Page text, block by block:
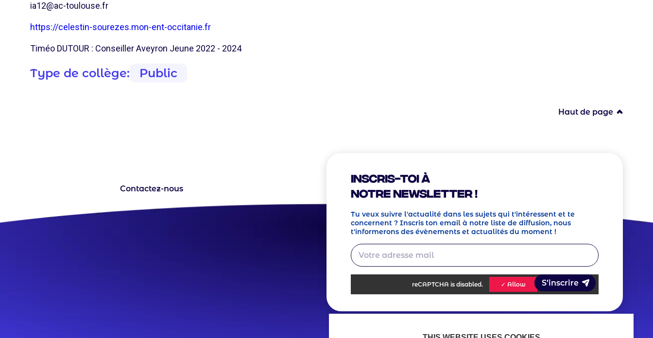
ia12@ac-toulouse.fr
https://celestin-sourezes.mon-ent-occitanie.fr
Timéo DUTOUR : Conseiller Aveyron Jeune 2022 - 2024
Type de collège: Public
Haut de page
Contactez-nous
Inscris-toi à
notre Newsletter !
Tu veux suivre l'actualité dans les sujets qui t'intéressent et te
concernent ? Inscris ton email à notre liste de diffusion, nous
t'informerons des évènements et actualités du moment !
reCAPTCHA is disabled. ✓ Allow